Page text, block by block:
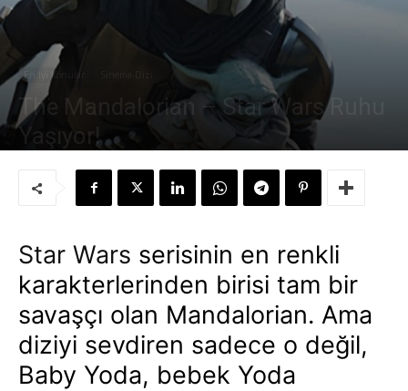
En İyi Konular
The Mandalorian – Star Wars Ruhu
Yaşıyor!
Star Wars serisinin en renkli
karakterlerinden birisi tam bir
savaşçı olan Mandalorian. Ama
diziyi sevdiren sadece o değil,
Baby Yoda, bebek Yoda